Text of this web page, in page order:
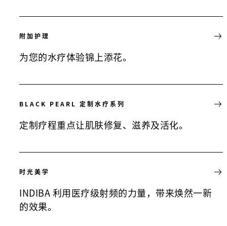
附加护理
为您的水疗体验锦上添花。
BLACK PEARL 定制水疗系列
定制疗程重点让肌肤修复、滋养及活化。
时光美学
INDIBA 利用医疗级射频的力量，带来焕然一新
的效果。